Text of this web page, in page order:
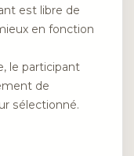
est libre de
en fonction
le participant
de
sélectionné.